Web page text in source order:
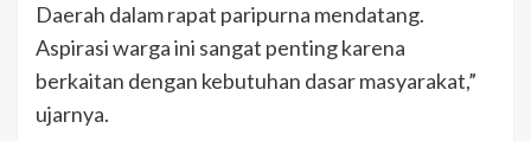
Daerah dalam rapat paripurna mendatang.
Aspirasi warga ini sangat penting karena
berkaitan dengan kebutuhan dasar masyarakat,”
ujarnya.